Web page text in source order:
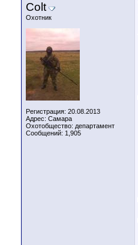
Colt
Охотник
Регистрация: 20.08.2013
Адрес: Самара
Охотобщество: департамент
Сообщений: 1,905